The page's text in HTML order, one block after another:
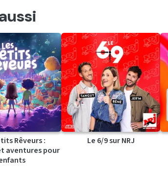
Rêveurs :
aventures pour
Le 6/9 sur NRJ